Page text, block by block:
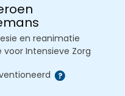
en reanimatie
voor Intensieve Zorg